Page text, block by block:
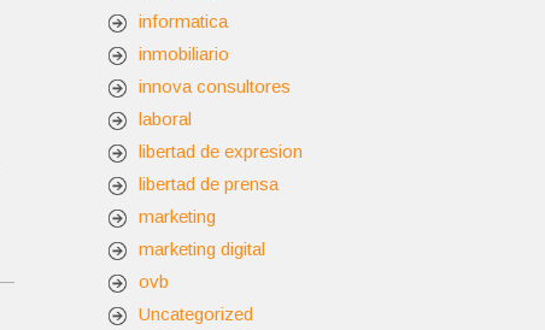
informatica
inmobiliario
innova consultores
laboral
libertad de expresion
libertad de prensa
marketing
marketing digital
ovb
Uncategorized